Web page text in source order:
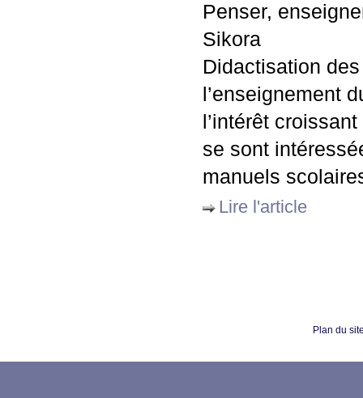
Penser,
Sikora
Didactisation
l’enseignement
l’intérêt
se sont
manuels
Lire l'article
Plan du